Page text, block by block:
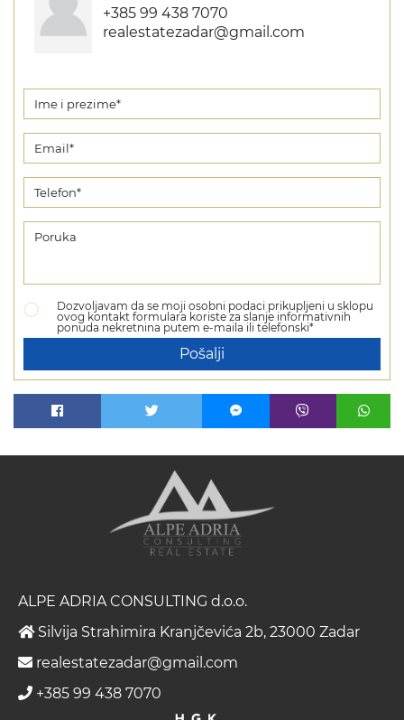
+385 99 438 7070
realestatezadar@gmail.com
Dozvoljavam da se moji osobni podaci prikupljeni u sklopu
ovog kontakt formulara koriste za slanje informativnih
ponuda nekretnina putem e-maila ili telefonski*
Pošalji
ALPE ADRIA CONSULTING d.o.o.
Silvija Strahimira Kranjčevića 2b, 23000 Zadar
realestatezadar@gmail.com
+385 99 438 7070